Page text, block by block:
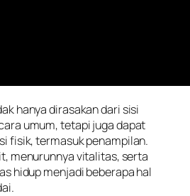
hanya dirasakan dari sisi
umum, tetapi juga dapat
fisik, termasuk penampilan.
menurunnya vitalitas, serta
hidup menjadi beberapa hal